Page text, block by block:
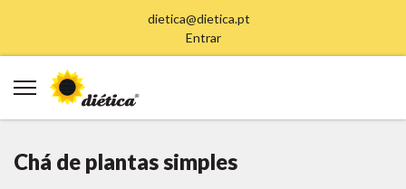
dietica@dietica.pt
Entrar
Chá de plantas simples